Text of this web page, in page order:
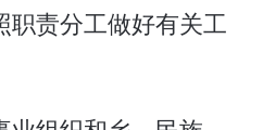
职责分工做好有关工